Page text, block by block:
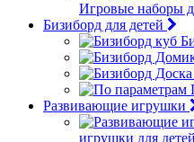
Игровые наборы
Бизиборд для детей
Развивающие игрушки
игрушки для детей